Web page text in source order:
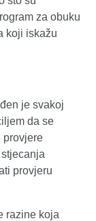
za obuku
koji iskažu
je svakoj
da se
provjere
provjeru
razine koja